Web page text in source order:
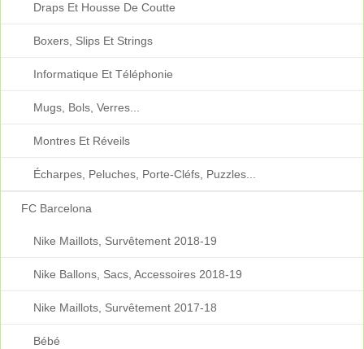
Draps Et Housse De Coutte
Boxers, Slips Et Strings
Informatique Et Téléphonie
Mugs, Bols, Verres...
Montres Et Réveils
Écharpes, Peluches, Porte-Cléfs, Puzzles...
FC Barcelona
Nike Maillots, Survêtement 2018-19
Nike Ballons, Sacs, Accessoires 2018-19
Nike Maillots, Survêtement 2017-18
Bébé